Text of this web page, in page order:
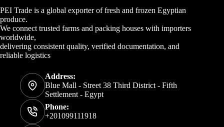
PEI Trade is a global exporter of fresh and frozen Egyptian
produce.
We connect trusted farms and packing houses with importers
worldwide,
delivering consistent quality, verified documentation, and
reliable logistics
Address:
Blue Mall - Street 38 Third District - Fifth
Settlement - Egypt
Phone:
+201099111918